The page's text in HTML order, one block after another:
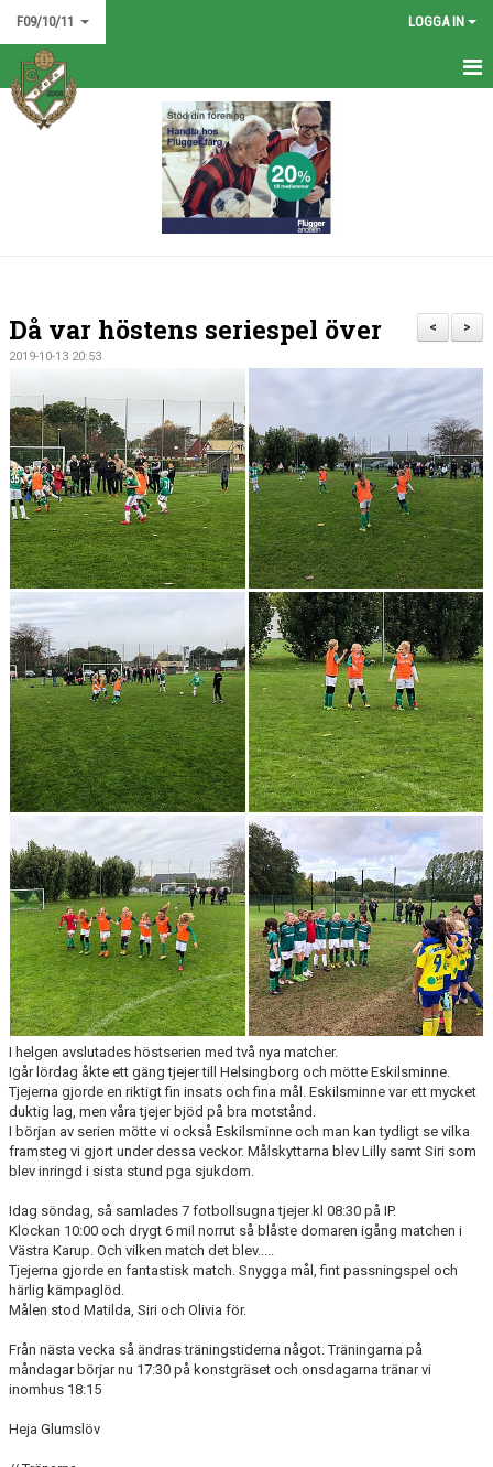
F09/10/11 LOGGA IN
HEM
BILDGALLERI
DOKUMENT
KONTAKT
>
<
Då var höstens seriespel över
2019-10-13 20:53
I helgen avslutades höstserien med två nya matcher.
Igår lördag åkte ett gäng tjejer till Helsingborg och mötte Eskilsminne.
Tjejerna gjorde en riktigt fin insats och fina mål. Eskilsminne var ett mycket
duktig lag, men våra tjejer bjöd på bra motstånd.
I början av serien mötte vi också Eskilsminne och man kan tydligt se vilka
framsteg vi gjort under dessa veckor. Målskyttarna blev Lilly samt Siri som
blev inringd i sista stund pga sjukdom.
Idag söndag, så samlades 7 fotbollsugna tjejer kl 08:30 på IP.
Klockan 10:00 och drygt 6 mil norrut så blåste domaren igång matchen i
Västra Karup. Och vilken match det blev.....
Tjejerna gjorde en fantastisk match. Snygga mål, fint passningspel och
härlig kämpaglöd.
Målen stod Matilda, Siri och Olivia för.
Från nästa vecka så ändras träningstiderna något. Träningarna på
måndagar börjar nu 17:30 på konstgräset och onsdagarna tränar vi
inomhus 18:15
Heja Glumslöv